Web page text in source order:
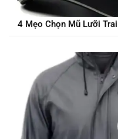
4 Mẹo Chọn Mũ Lưỡi